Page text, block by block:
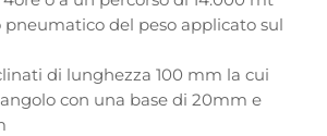
pneumatico del peso applicato sul
di lunghezza 100 mm la cui
con una base di 20mm e